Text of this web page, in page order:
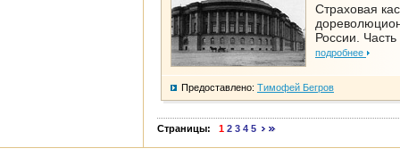
Страховая
России. Часть
подробнее
Предоставлено: Тимофей Бегров
Страницы: 1 2 3 4 5